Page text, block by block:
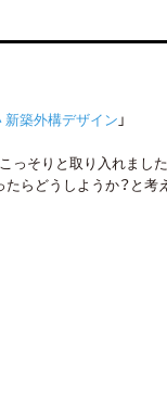
築外構デザイン 」
っそりと取り入れまし
らどうしようか？と考